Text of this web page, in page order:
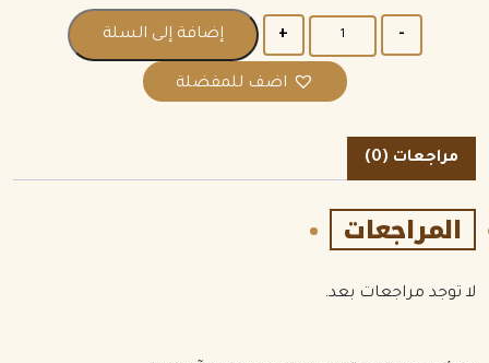
إضافة إلى السلة
اضف للمفضلة
مراجعات (0)
المراجعات
لا توجد مراجعات بعد.